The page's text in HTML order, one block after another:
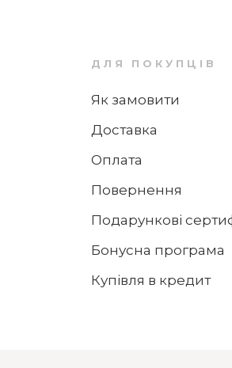
ДЛЯ ПОКУПЦІВ
Як замовити
Доставка
Оплата
Повернення
Подарункові
Бонусна програма
Купівля в кредит